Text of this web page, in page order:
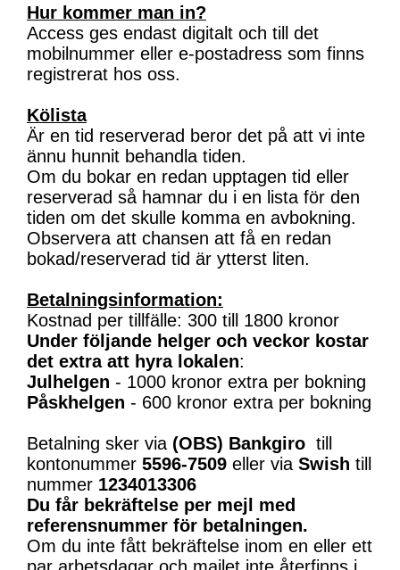
Hur kommer man in?
Access ges endast digitalt och till det
mobilnummer eller e-postadress som finns
registrerat hos oss.
Kölista
Är en tid reserverad beror det på att vi inte
ännu hunnit behandla tiden.
Om du bokar en redan upptagen tid eller
reserverad så hamnar du i en lista för den
tiden om det skulle komma en avbokning.
Observera att chansen att få en redan
bokad/reserverad tid är ytterst liten.
Betalningsinformation:
Kostnad per tillfälle: 300 till 1800 kronor
Under följande helger och veckor kostar
det extra att hyra lokalen:
Julhelgen - 1000 kronor extra per bokning
Påskhelgen - 600 kronor extra per bokning
Betalning sker via (OBS) Bankgiro till
kontonummer 5596-7509 eller via Swish till
nummer 1234013306
Du får bekräftelse per mejl med
referensnummer för betalningen.
Om du inte fått bekräftelse inom en eller ett